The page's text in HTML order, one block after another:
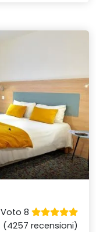
Voto 8
(4257 recensioni)